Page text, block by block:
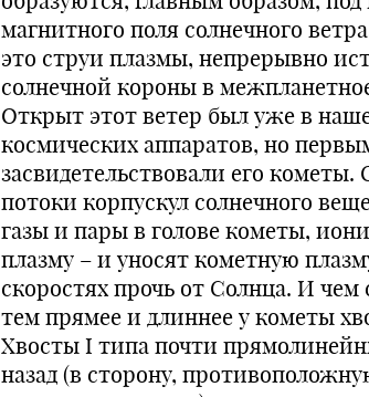
магнитного поля солнечного
это струи плазмы, непрерывно
солнечной короны в
Открыт этот ветер был уже в
космических аппаратов, но
засвидетельствовали его
потоки корпускул солнечного
газы и пары в голове кометы,
плазму – и уносят кометную
скоростях прочь от Солнца. И чем
тем прямее и длиннее у кометы
Хвосты I типа почти
назад (в сторону,